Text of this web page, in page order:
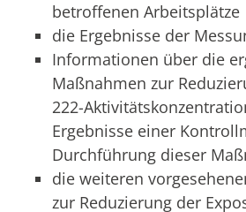
betroffenen Arbeitsplätze
die Ergebnisse der
Informationen über die
Maßnahmen zur
222-
Ergebnisse einer
Durchführung dieser
die weiteren
zur Reduzierung der